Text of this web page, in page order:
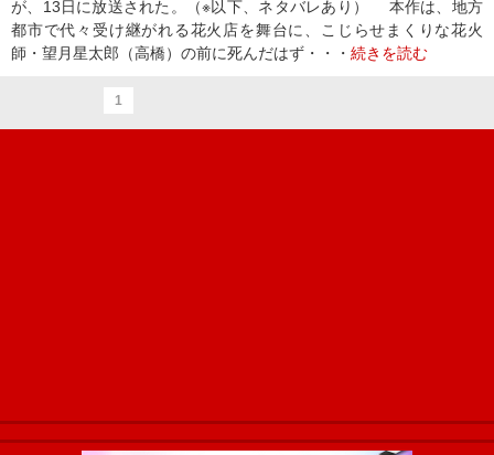
が、13日に放送された。（※以下、ネタバレあり） 本作は、地方
都市で代々受け継がれる花火店を舞台に、こじらせまくりな花火
師・望月星太郎（高橋）の前に死んだはず・・・ 続きを読む
1